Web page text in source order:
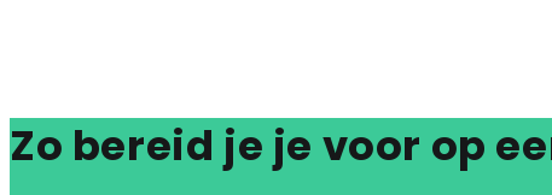
Zo bereid je je voor op